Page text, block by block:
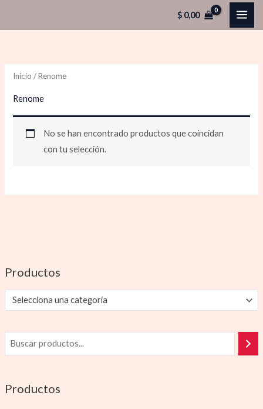
$0,00
Productos
Selecciona una categoría
Productos
Inicio / Renome
Renome
No se han encontrado productos que coincidan
con tu selección.